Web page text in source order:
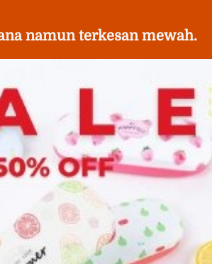
namun terkesan mewah.